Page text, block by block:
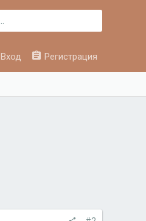
Вход Регистрация